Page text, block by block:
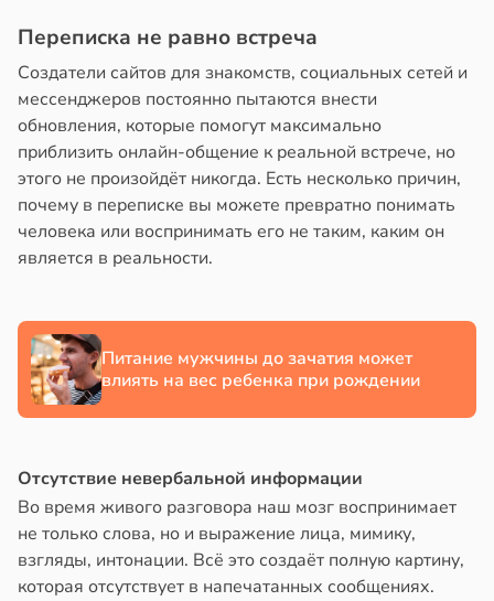
Переписка не равно встреча
Создатели сайтов для знакомств, социальных сетей и
мессенджеров постоянно пытаются внести
обновления, которые помогут максимально
приблизить онлайн-общение к реальной встрече, но
этого не произойдёт никогда. Есть несколько причин,
почему в переписке вы можете превратно понимать
человека или воспринимать его не таким, каким он
является в реальности.
Питание мужчины до зачатия может
влиять на вес ребенка при рождении
Отсутствие невербальной информации
Во время живого разговора наш мозг воспринимает
не только слова, но и выражение лица, мимику,
взгляды, интонации. Всё это создаёт полную картину,
которая отсутствует в напечатанных сообщениях.